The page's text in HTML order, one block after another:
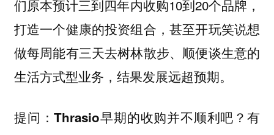
们原本预计三到四年内收购10到20个品牌，
打造一个健康的投资组合，甚至开玩笑说想
做每周能有三天去树林散步、顺便谈生意的
生活方式型业务，结果发展远超预期。
提问：Thrasio早期的收购并不顺利吧？有